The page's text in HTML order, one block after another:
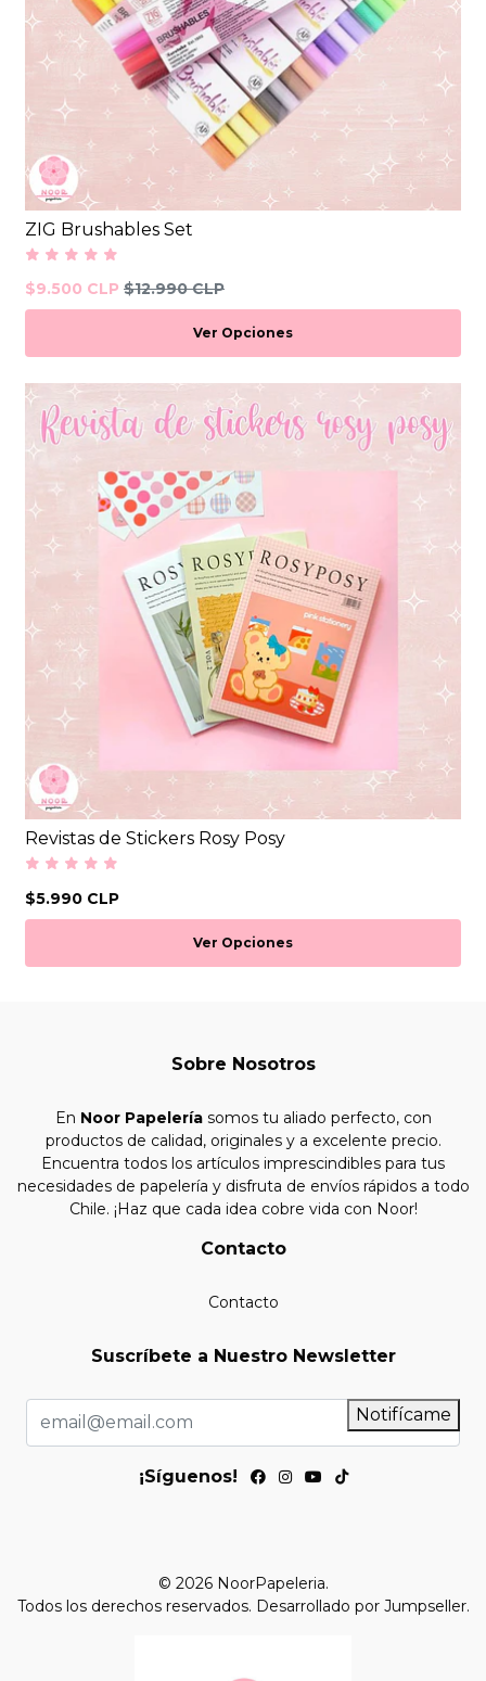
ZIG Brushables Set
$9.500 CLP $12.990 CLP
Ver Opciones
Revistas de Stickers Rosy Posy
$5.990 CLP
Ver Opciones
Sobre Nosotros
En Noor Papeleríasomos tu aliado perfecto, con
productos de calidad, originales y a excelente precio.
Encuentra todos los artículos imprescindibles para tus
necesidades de papelería y disfruta de envíos rápidos a todo
Chile. ¡Haz que cada idea cobre vida con Noor!
Contacto
Contacto
Suscríbete a Nuestro Newsletter
Notifícame
¡Síguenos!
© 2026 NoorPapeleria.
Todos los derechos reservados. Desarrollado por Jumpseller.